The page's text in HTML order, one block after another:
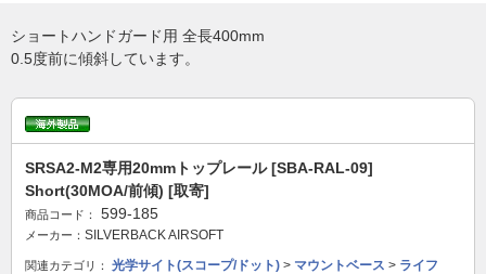
ショートハンドガード用 全長400mm
0.5度前に傾斜しています。
SRSA2-M2専用20mmトップレール [SBA-RAL-09]
Short(30MOA/前傾) [取寄]
商品コード： 599-185
メーカー： SILVERBACK AIRSOFT
関連カテゴリ： 光学サイト(スコープ/ドット) > マウントベース > ライフ